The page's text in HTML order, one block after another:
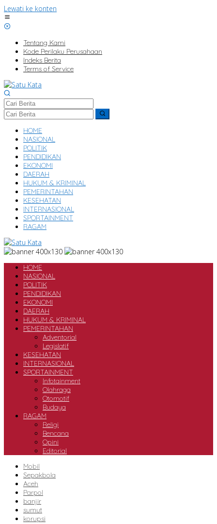
Lewati ke konten
Tentang Kami
Kode Perilaku Perusahaan
Indeks Berita
Terms of Service
HOME
NASIONAL
POLITIK
PENDIDIKAN
EKONOMI
DAERAH
HUKUM & KRIMINAL
PEMERINTAHAN
KESEHATAN
INTERNASIONAL
SPORTAINMENT
RAGAM
HOME
NASIONAL
POLITIK
PENDIDIKAN
EKONOMI
DAERAH
HUKUM & KRIMINAL
PEMERINTAHAN
Adventorial
Legislatif
KESEHATAN
INTERNASIONAL
SPORTAINMENT
Infotainment
Olahraga
Otomotif
Budaya
RAGAM
Religi
Bencana
Opini
Editorial
Mobil
Sepakbola
Aceh
Parpol
banjir
sumut
korupsi